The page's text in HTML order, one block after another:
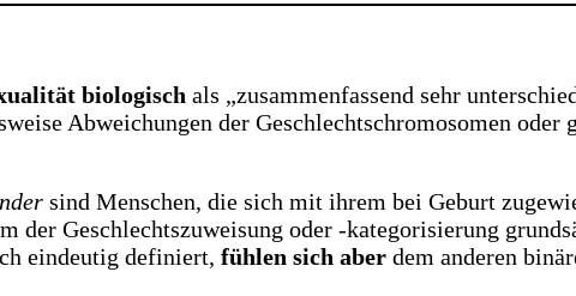
biologisch als „zusammenfassend sehr
Abweichungen der Geschlechtschromosomen oder
sind Menschen, die sich mit ihrem bei Geburt
der Geschlechtszuweisung oder -kategorisierung
eindeutig definiert, fühlen sich aber dem anderen